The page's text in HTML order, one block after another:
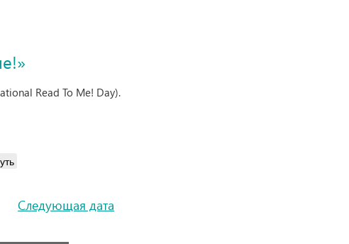
Read To Me! Day).
Следующая дата